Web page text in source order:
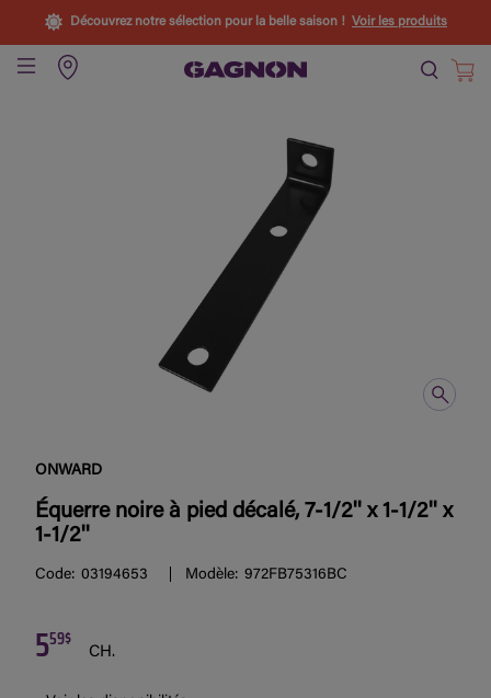
Découvrez notre sélection pour la belle saison ! Voir les produits
ONWARD
Équerre noire à pied décalé, 7-1/2'' x 1-1/2'' x
1-1/2''
Code: 03194653 Modèle: 972FB75316BC
559$ CH.